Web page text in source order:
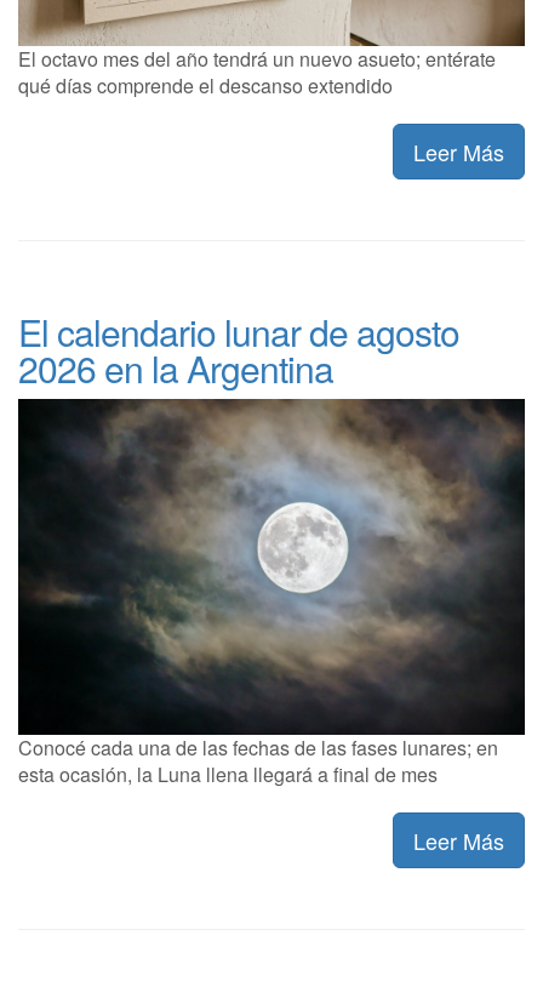
El octavo mes del año tendrá un nuevo asueto; entérate
qué días comprende el descanso extendido
Leer Más
El calendario lunar de agosto
2026 en la Argentina
Conocé cada una de las fechas de las fases lunares; en
esta ocasión, la Luna llena llegará a final de mes
Leer Más